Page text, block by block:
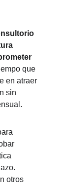
que
en atraer
sin
otros